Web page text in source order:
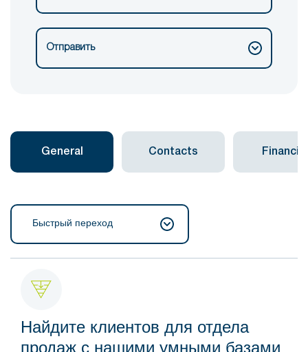
Отправить
General Contacts Financial
Быстрый переход
Найдите клиентов для отдела
продаж с нашими умными базами